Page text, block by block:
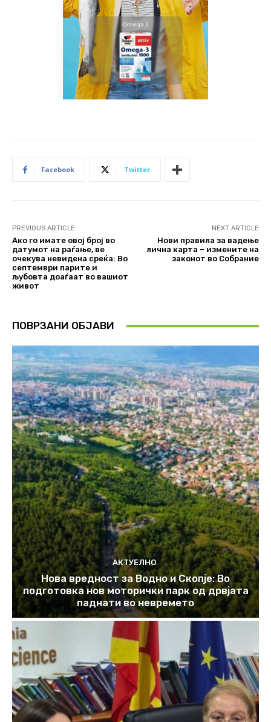
Facebook Twitter
PREVIOUS ARTICLE
Ако го имате овој број во
датумот на раѓање, ве
очекува невидена среќа: Во
септември парите и
љубовта доаѓаат во вашиот
живот
NEXT ARTICLE
Нови правила за вадење
лична карта – измените на
законот во Собрание
ПОВРЗАНИ ОБЈАВИ
АКТУЕЛНО
Нова вредност за Водно и Скопје: Во
подготовка нов моторички парк од дрвјата
паднати во невремето